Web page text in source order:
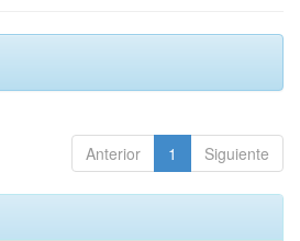
Anterior 1 Siguiente